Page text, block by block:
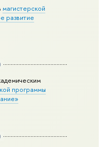
магистерской
развитие
программы